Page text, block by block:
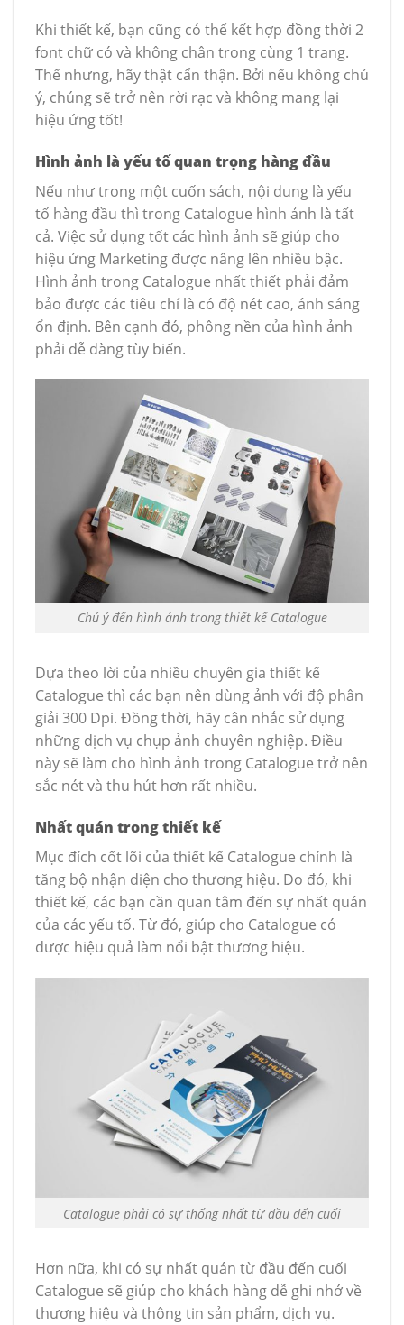
Khi thiết kế, bạn cũng có thể kết hợp đồng thời 2
font chữ có và không chân trong cùng 1 trang.
Thế nhưng, hãy thật cẩn thận. Bởi nếu không chú
ý, chúng sẽ trở nên rời rạc và không mang lại
hiệu ứng tốt!
Hình ảnh là yếu tố quan trọng hàng đầu
Nếu như trong một cuốn sách, nội dung là yếu
tố hàng đầu thì trong Catalogue hình ảnh là tất
cả. Việc sử dụng tốt các hình ảnh sẽ giúp cho
hiệu ứng Marketing được nâng lên nhiều bậc.
Hình ảnh trong Catalogue nhất thiết phải đảm
bảo được các tiêu chí là có độ nét cao, ánh sáng
ổn định. Bên cạnh đó, phông nền của hình ảnh
phải dễ dàng tùy biến.
Chú ý đến hình ảnh trong thiết kế Catalogue
Dựa theo lời của nhiều chuyên gia thiết kế
Catalogue thì các bạn nên dùng ảnh với độ phân
giải 300 Dpi. Đồng thời, hãy cân nhắc sử dụng
những dịch vụ chụp ảnh chuyên nghiệp. Điều
này sẽ làm cho hình ảnh trong Catalogue trở nên
sắc nét và thu hút hơn rất nhiều.
Nhất quán trong thiết kế
Mục đích cốt lõi của thiết kế Catalogue chính là
tăng bộ nhận diện cho thương hiệu. Do đó, khi
thiết kế, các bạn cần quan tâm đến sự nhất quán
của các yếu tố. Từ đó, giúp cho Catalogue có
được hiệu quả làm nổi bật thương hiệu.
Catalogue phải có sự thống nhất từ đầu đến cuối
Hơn nữa, khi có sự nhất quán từ đầu đến cuối
Catalogue sẽ giúp cho khách hàng dễ ghi nhớ về
thương hiệu và thông tin sản phẩm, dịch vụ.